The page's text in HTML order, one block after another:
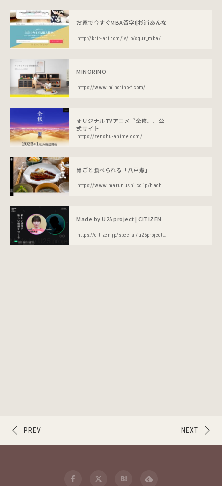
お家で今すぐMBA留学!|杉浦あんな
http://krtr-art.com/jv/lp/sgur_mba/
MINORINO
https://www.minorino-f.com/
オリジナルTVアニメ『全修。』公
式サイト
https://zenshu-anime.com/
骨ごと食べられる「八戸煮」
https://www.marunushi.co.jp/hachinohe-ni/
Made by U25 project | CITIZEN
https://citizen.jp/special/u25project/index.html
NEXT
PREV